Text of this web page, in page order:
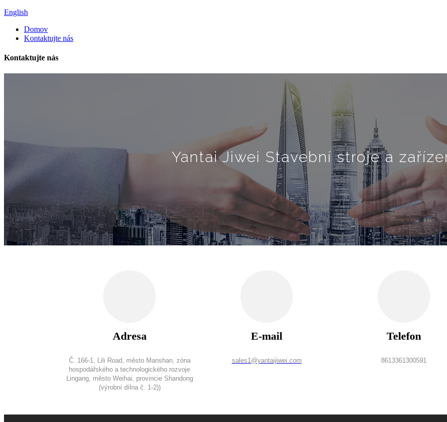
English
Domov
Kontaktujte nás
Kontaktujte nás
Yantai Jiwei Stavební stroje a
Adresa
Č. 166-1, Lili Road, město Manshan, zóna
hospodářského a technologického rozvoje
Lingang, město Weihai, provincie Shandong
(výrobní dílna č. 1-2))
E-mail
sales1@yantaijiwei.com
Telefon
8613361300591